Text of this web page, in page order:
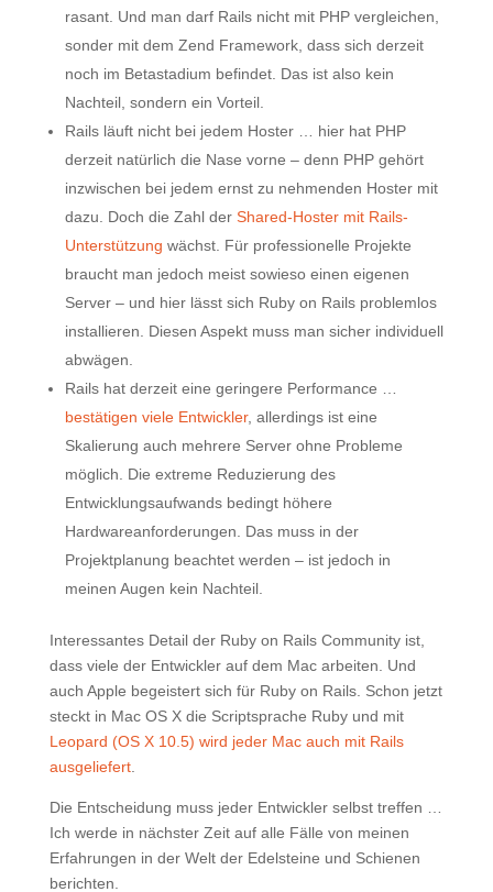
rasant. Und man darf Rails nicht mit PHP vergleichen,
sonder mit dem Zend Framework, dass sich derzeit
noch im Betastadium befindet. Das ist also kein
Nachteil, sondern ein Vorteil.
Rails läuft nicht bei jedem Hoster … hier hat PHP
derzeit natürlich die Nase vorne – denn PHP gehört
inzwischen bei jedem ernst zu nehmenden Hoster mit
dazu. Doch die Zahl der Shared-Hoster mit Rails-
Unterstützung wächst. Für professionelle Projekte
braucht man jedoch meist sowieso einen eigenen
Server – und hier lässt sich Ruby on Rails problemlos
installieren. Diesen Aspekt muss man sicher individuell
abwägen.
Rails hat derzeit eine geringere Performance …
bestätigen viele Entwickler, allerdings ist eine
Skalierung auch mehrere Server ohne Probleme
möglich. Die extreme Reduzierung des
Entwicklungsaufwands bedingt höhere
Hardwareanforderungen. Das muss in der
Projektplanung beachtet werden – ist jedoch in
meinen Augen kein Nachteil.
Interessantes Detail der Ruby on Rails Community ist,
dass viele der Entwickler auf dem Mac arbeiten. Und
auch Apple begeistert sich für Ruby on Rails. Schon jetzt
steckt in Mac OS X die Scriptsprache Ruby und mit
Leopard (OS X 10.5) wird jeder Mac auch mit Rails
ausgeliefert.
Die Entscheidung muss jeder Entwickler selbst treffen …
Ich werde in nächster Zeit auf alle Fälle von meinen
Erfahrungen in der Welt der Edelsteine und Schienen
berichten.